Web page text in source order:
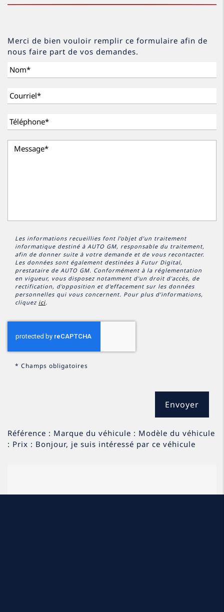
Merci de bien vouloir remplir ce formulaire afin de
nous faire part de vos demandes.
Les informations recueillies font l’objet d’un traitement
informatique destiné à AUTO GM, responsable du traitement,
afin de donner suite à votre demande et de vous recontacter.
Les données sont également destinées à Futur Digital,
prestataire de AUTO GM. Conformément à la réglementation
en vigueur, vous disposez notamment d'un droit d'accès, de
rectification, d'opposition et d'effacement sur les données
personnelles qui vous concernent. Pour plus d’informations,
cliquez ici.
* Champs obligatoires
Référence : Marque du véhicule : Modèle du véhicule
: Prix : Bonjour, je suis intéressé par ce véhicule